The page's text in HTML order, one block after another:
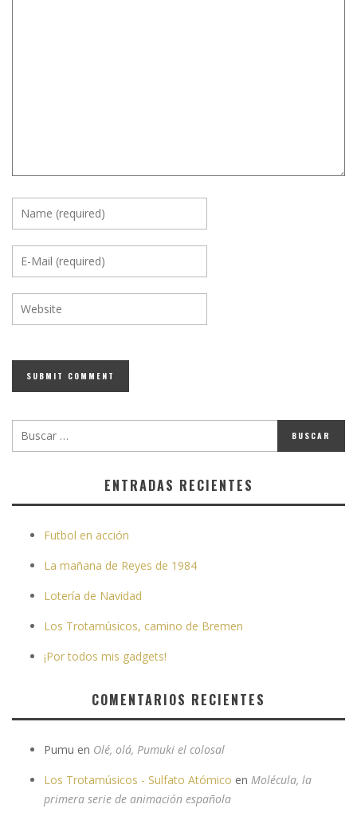
ENTRADAS RECIENTES
Futbol en acción
La mañana de Reyes de 1984
Lotería de Navidad
Los Trotamúsicos, camino de Bremen
¡Por todos mis gadgets!
COMENTARIOS RECIENTES
Pumu en Olé, olá, Pumuki el colosal
Los Trotamúsicos - Sulfato Atómico en Molécula, la
primera serie de animación española